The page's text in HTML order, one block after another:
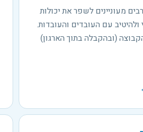
מעוניינים לשפר את יכולות
ולהיטיב עם העובדים והעובדות.
(ובהקבלה בתוך הארגון)